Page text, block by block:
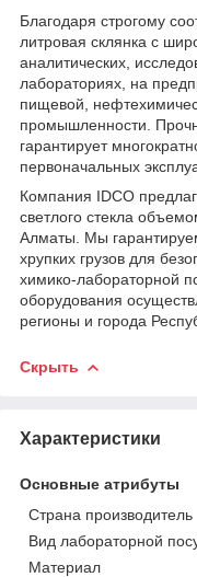
Благодаря строгому
литровая склянка с
аналитических,
лабораториях, на
пищевой,
промышленности.
гарантирует
первоначальных
Компания IDCO
светлого стекла
Алматы. Мы
хрупких грузов для
химико-лабораторной
оборудования
регионы и города
Скрыть
Характеристики
Основные атрибуты
Страна производитель
Вид лабораторной
Материал